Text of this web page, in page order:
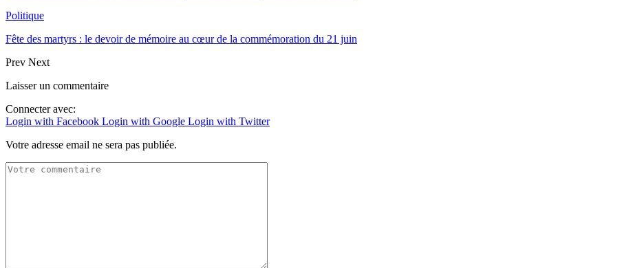
Politique
Fête des martyrs : le devoir de mémoire au cœur de la commémoration du 21 juin
Prev Next
Laisser un commentaire
Connecter avec:
Login with Facebook Login with Google Login with Twitter
Votre adresse email ne sera pas publiée.